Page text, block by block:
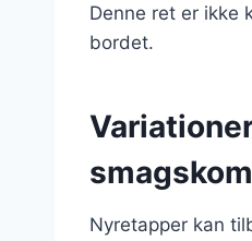
Denne ret er ikke
bordet.
Nyretapper kan